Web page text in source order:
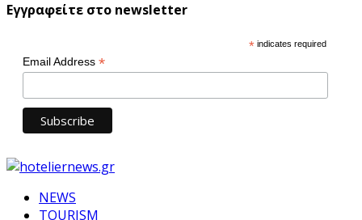
Εγγραφείτε στο newsletter
* indicates required
Email Address *
NEWS
TOURISM